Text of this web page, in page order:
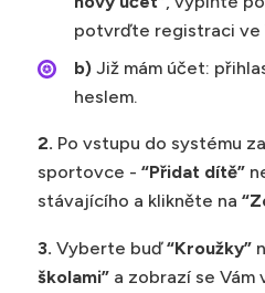
potvrďte registraci ve
b)Již mám účet:
heslem.
2. Po vstupu do systému
sportovce -“Přidat dítě”
stávajícího a klikněte na
3. Vyberte buď“Kroužky”
školami” a zobrazí se